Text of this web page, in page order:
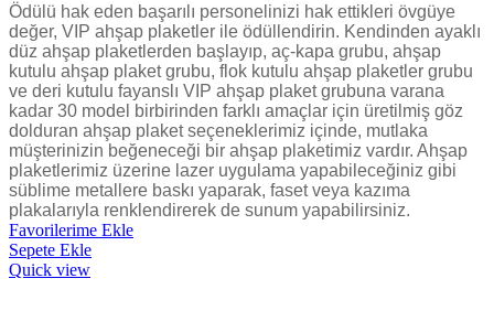
Ödülü hak eden başarılı personelinizi hak ettikleri övgüye
değer, VIP ahşap plaketler ile ödüllendirin. Kendinden ayaklı
düz ahşap plaketlerden başlayıp, aç-kapa grubu, ahşap
kutulu ahşap plaket grubu, flok kutulu ahşap plaketler grubu
ve deri kutulu fayanslı VIP ahşap plaket grubuna varana
kadar 30 model birbirinden farklı amaçlar için üretilmiş göz
dolduran ahşap plaket seçeneklerimiz içinde, mutlaka
müşterinizin beğeneceği bir ahşap plaketimiz vardır. Ahşap
plaketlerimiz üzerine lazer uygulama yapabileceğiniz gibi
süblime metallere baskı yaparak, faset veya kazıma
plakalarıyla renklendirerek de sunum yapabilirsiniz.
Favorilerime Ekle
Sepete Ekle
Quick view